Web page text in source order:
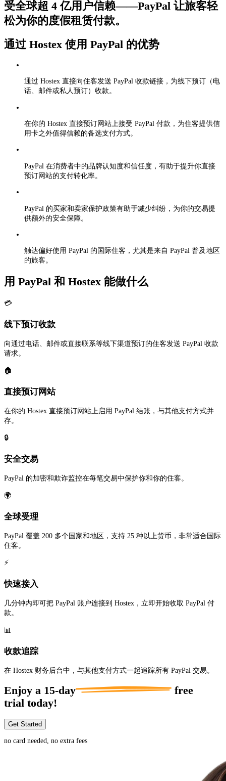
受全球超 4 亿用户信赖——PayPal 让旅客轻
松为你的度假租赁付款。
通过 Hostex 使用 PayPal 的优势
通过 Hostex 直接向住客发送 PayPal 收款链接，为线下预订（电
话、邮件或私人预订）收款。
在你的 Hostex 直接预订网站上接受 PayPal 付款，为住客提供信
用卡之外值得信赖的备选支付方式。
PayPal 在消费者中的品牌认知度和信任度，有助于提升你直接
预订网站的支付转化率。
PayPal 的买家和卖家保护政策有助于减少纠纷，为你的交易提
供额外的安全保障。
触达偏好使用 PayPal 的国际住客，尤其是来自 PayPal 普及地区
的旅客。
用 PayPal 和 Hostex 能做什么
💳
线下预订收款
向通过电话、邮件或直接联系等线下渠道预订的住客发送 PayPal 收款
请求。
🏠
直接预订网站
在你的 Hostex 直接预订网站上启用 PayPal 结账，与其他支付方式并
存。
🔒
安全交易
PayPal 的加密和欺诈监控在每笔交易中保护你和你的住客。
🌍
全球受理
PayPal 覆盖 200 多个国家和地区，支持 25 种以上货币，非常适合国际
住客。
⚡
快速接入
几分钟内即可把 PayPal 账户连接到 Hostex，立即开始收取 PayPal 付
款。
📊
收款追踪
在 Hostex 财务后台中，与其他支付方式一起追踪所有 PayPal 交易。
Enjoy a 15-day
free
trial today!
Get Started
no card needed, no extra fees